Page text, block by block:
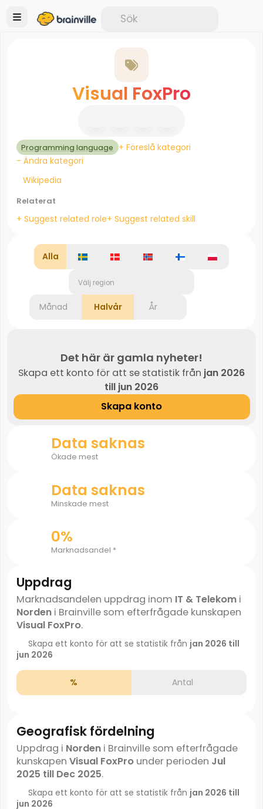
Visual FoxPro
Programming language + Föreslå kategori
- Ändra kategori
Wikipedia
Relaterat
+ Suggest related role+ Suggest related skill
Alla
Välj region
Månad Halvår År
Det här är gamla nyheter!
Skapa ett konto för att se statistik från jan 2026
till jun 2026
Skapa konto
Data saknas
Ökade mest
Data saknas
Minskade mest
0%
Marknadsandel *
Uppdrag
Marknadsandelen uppdrag inom IT & Telekomi
Nordeni Brainville som efterfrågade kunskapen
Visual FoxPro.
Skapa ett konto för att se statistik från jan 2026 till
jun 2026
% Antal
Geografisk fördelning
Uppdrag i Nordeni Brainville som efterfrågade
kunskapen Visual FoxProunder perioden Jul
2025 till Dec 2025.
Skapa ett konto för att se statistik från jan 2026 till
jun 2026